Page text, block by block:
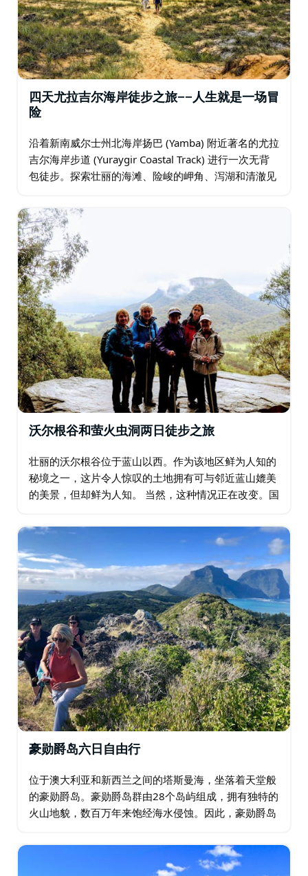
四天尤拉吉尔海岸徒步之旅——人生就是一场冒
险
沿着新南威尔士州北海岸扬巴 (Yamba) 附近著名的尤拉
吉尔海岸步道 (Yuraygir Coastal Track) 进行一次无背
包徒步。探索壮丽的海滩、险峻的岬角、泻湖和清澈见
北部海岸扬巴…
沃尔根谷和萤火虫洞两日徒步之旅
壮丽的沃尔根谷位于蓝山以西。作为该地区鲜为人知的
秘境之一，这片令人惊叹的土地拥有可与邻近蓝山媲美
的美景，但却鲜为人知。 当然，这种情况正在改变。国
打造了一个专属度假村，正是看中了这里令人惊叹的美
豪勋爵岛六日自由行
位于澳大利亚和新西兰之间的塔斯曼海，坐落着天堂般
的豪勋爵岛。豪勋爵岛群由28个岛屿组成，拥有独特的
火山地貌，数百万年来饱经海水侵蚀。因此，豪勋爵岛
地区几乎是原始森林，动植物资源丰富…